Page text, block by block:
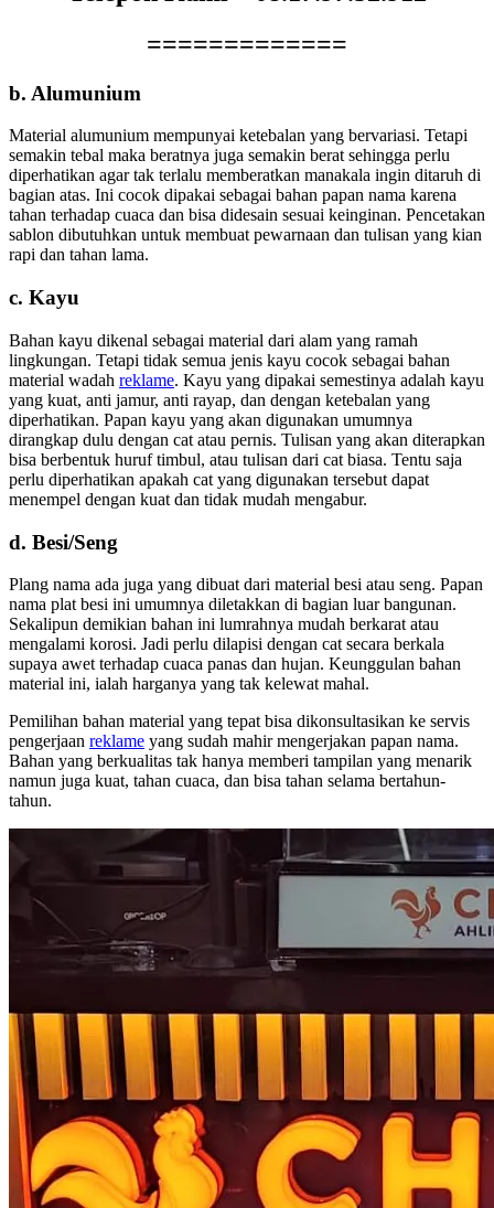
=============
b. Alumunium
Material alumunium mempunyai ketebalan yang bervariasi. Tetapi
semakin tebal maka beratnya juga semakin berat sehingga perlu
diperhatikan agar tak terlalu memberatkan manakala ingin ditaruh di
bagian atas. Ini cocok dipakai sebagai bahan papan nama karena
tahan terhadap cuaca dan bisa didesain sesuai keinginan. Pencetakan
sablon dibutuhkan untuk membuat pewarnaan dan tulisan yang kian
rapi dan tahan lama.
c. Kayu
Bahan kayu dikenal sebagai material dari alam yang ramah
lingkungan. Tetapi tidak semua jenis kayu cocok sebagai bahan
material wadah reklame. Kayu yang dipakai semestinya adalah kayu
yang kuat, anti jamur, anti rayap, dan dengan ketebalan yang
diperhatikan. Papan kayu yang akan digunakan umumnya
dirangkap dulu dengan cat atau pernis. Tulisan yang akan diterapkan
bisa berbentuk huruf timbul, atau tulisan dari cat biasa. Tentu saja
perlu diperhatikan apakah cat yang digunakan tersebut dapat
menempel dengan kuat dan tidak mudah mengabur.
d. Besi/Seng
Plang nama ada juga yang dibuat dari material besi atau seng. Papan
nama plat besi ini umumnya diletakkan di bagian luar bangunan.
Sekalipun demikian bahan ini lumrahnya mudah berkarat atau
mengalami korosi. Jadi perlu dilapisi dengan cat secara berkala
supaya awet terhadap cuaca panas dan hujan. Keunggulan bahan
material ini, ialah harganya yang tak kelewat mahal.
Pemilihan bahan material yang tepat bisa dikonsultasikan ke servis
pengerjaan reklame yang sudah mahir mengerjakan papan nama.
Bahan yang berkualitas tak hanya memberi tampilan yang menarik
namun juga kuat, tahan cuaca, dan bisa tahan selama bertahun-
tahun.